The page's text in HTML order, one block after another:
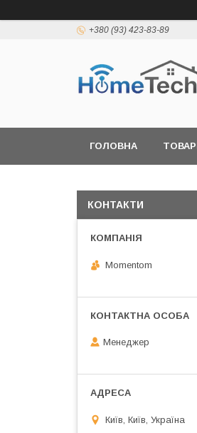
+380 (93) 423-83-89
ГОЛОВНА
КОНТАКТИ
Momentom
Менеджер
Київ, Київ, Україна